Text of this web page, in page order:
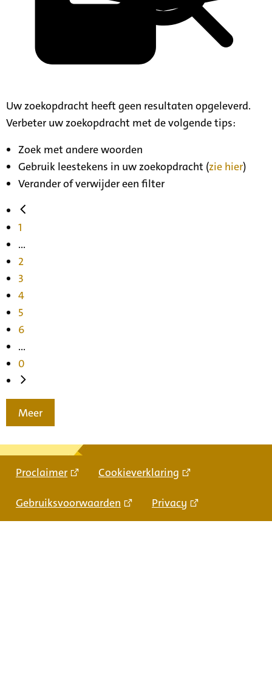
Uw zoekopdracht heeft geen resultaten opgeleverd.
Verbeter uw zoekopdracht met de volgende tips:
Zoek met andere woorden
Gebruik leestekens in uw zoekopdracht (zie hier)
Verander of verwijder een filter
1
...
2
3
4
5
6
...
0
Meer
Proclaimer Cookieverklaring
Gebruiksvoorwaarden Privacy